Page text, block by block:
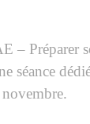
– Préparer
séance